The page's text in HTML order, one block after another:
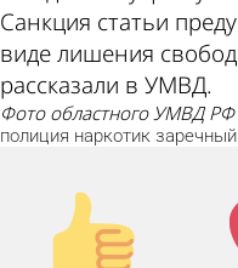
Санкция статьи
виде лишения
рассказали в УМВД.
фото областного УМВД РФ
полиция наркотик заречный
Палец
вверх!